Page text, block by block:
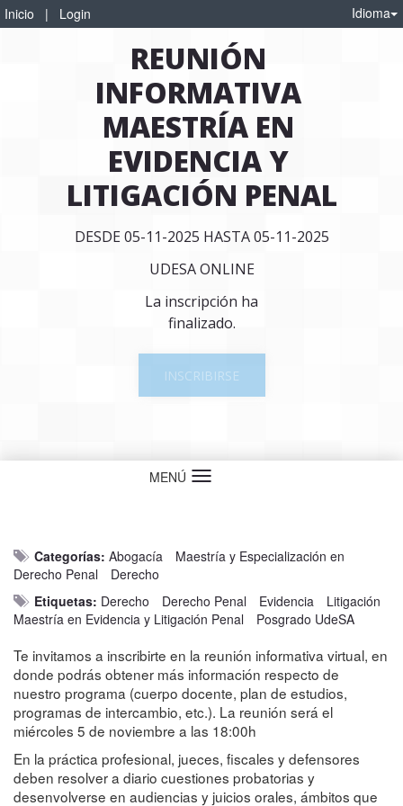
Inicio | Login Idioma
REUNIÓN
INFORMATIVA
MAESTRÍA EN
EVIDENCIA Y
LITIGACIÓN PENAL
DESDE 05-11-2025 HASTA 05-11-2025
UDESA ONLINE
La inscripción ha
finalizado.
INSCRIBIRSE
MENÚ Idioma
Categorías: Abogacía
Maestría y Especialización en
Derecho Penal
Derecho
Etiquetas: Derecho Derecho Penal Evidencia
Litigación
Maestría en Evidencia y Litigación Penal
Posgrado UdeSA
Te invitamos a inscribirte en la reunión informativa virtual, en
donde podrás obtener más información respecto de
nuestro programa (cuerpo docente, plan de estudios,
programas de intercambio, etc.). La reunión será el
miércoles 5 de noviembre a las 18:00h
En la práctica profesional, jueces, fiscales y defensores
deben resolver a diario cuestiones probatorias y
desenvolverse en audiencias y juicios orales, ámbitos que